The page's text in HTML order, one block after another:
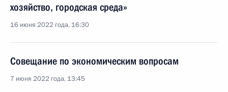
хозяйство, городская среда»
16 июня 2022 года, 16:30
Совещание по экономическим вопросам
7 июня 2022 года, 13:45